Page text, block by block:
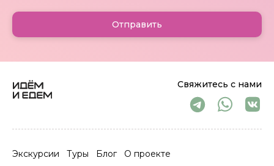
Свяжитесь с нами
Экскурсии Туры Блог
О проекте
Отправить